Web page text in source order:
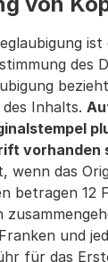
des
Inhalts.
vorhanden
wenn das
betragen 12
und
für das